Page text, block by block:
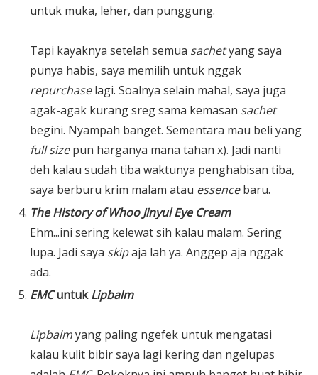
untuk muka, leher, dan punggung.
Tapi kayaknya setelah semua sachetyang saya
punya habis, saya memilih untuk nggak
repurchaselagi. Soalnya selain mahal, saya juga
agak-agak kurang sreg sama kemasan sachet
begini. Nyampah banget. Sementara mau beli yang
full sizepun harganya mana tahan x). Jadi nanti
deh kalau sudah tiba waktunya penghabisan tiba,
saya berburu krim malam atau essencebaru.
The History of Whoo Jinyul Eye Cream
Ehm...ini sering kelewat sih kalau malam. Sering
lupa. Jadi saya skipaja lah ya. Anggep aja nggak
ada.
EMCuntukLipbalm
Lipbalmyang paling ngefek untuk mengatasi
kalau kulit bibir saya lagi kering dan ngelupas